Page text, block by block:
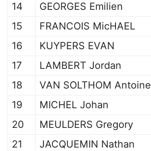
14
GEORGES Emilien
15
FRANCOIS MicHAEL
16
KUYPERS EVAN
17
LAMBERT Jordan
18
VAN SOLTHOM Antoine
19
MICHEL Johan
20
MEULDERS Gregory
21
JACQUEMIN Nathan